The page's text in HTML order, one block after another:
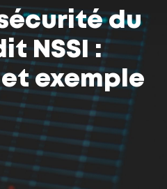
du
NSSI :
exemple